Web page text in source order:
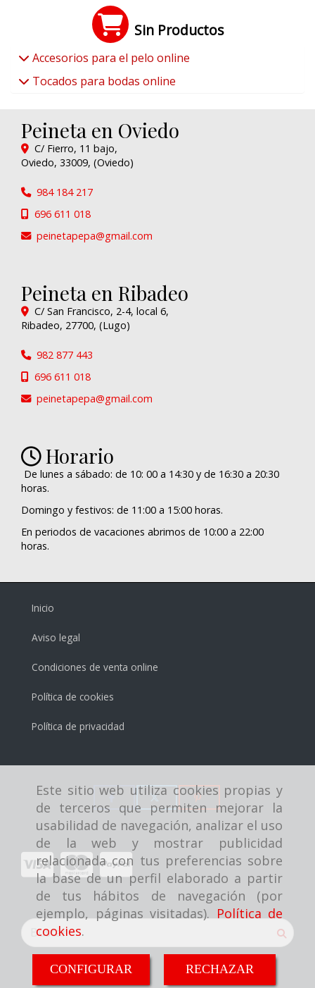
Este sitio web utiliza cookies propias y
de terceros que permiten mejorar la
usabilidad de navegación, analizar el uso
de la web y mostrar publicidad
relacionada con tus preferencias sobre
la base de un perfil elaborado a partir
de tus hábitos de navegación (por
ejemplo, páginas visitadas). Política de
cookies.
CONFIGURAR RECHAZAR
Sin Productos
Accesorios para el pelo online
Tocados para bodas online
Peineta en Oviedo
C/ Fierro, 11 bajo,
Oviedo, 33009, (Oviedo)
984 184 217
696 611 018
peinetapepa
gmail.com
Peineta en Ribadeo
C/ San Francisco, 2-4, local 6,
Ribadeo, 27700, (Lugo)
982 877 443
696 611 018
peinetapepa
gmail.com
Horario
De lunes a sábado: de 10: 00 a 14:30 y de 16:30 a 20:30
horas.
Domingo y festivos: de 11:00 a 15:00 horas.
En periodos de vacaciones abrimos de 10:00 a 22:00
horas.
Inicio
Aviso legal
Condiciones de venta online
Política de cookies
Política de privacidad